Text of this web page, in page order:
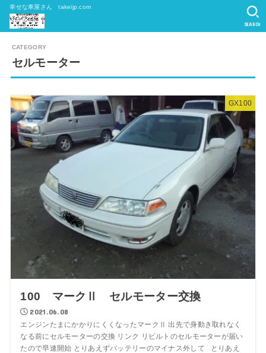
幸せな車屋さん takeijp.com
SEARCH
セルモーター
GX100
100 マークⅡ セルモーター交換
2021.06.08
エンジンたまにかかりにくくなったマークⅡ 出先で身動き取れなく
なる前にセルモーターの交換 リンク リビルトのセルモーターが届い
たので早速開始 とりあえずバッテリーのマイナス外して とりあえ